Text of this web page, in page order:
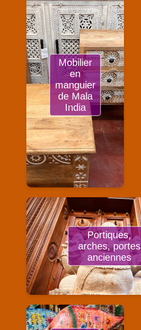
Mobilier
en
manguier
de Mala
India
Portiques,
arches, portes
anciennes